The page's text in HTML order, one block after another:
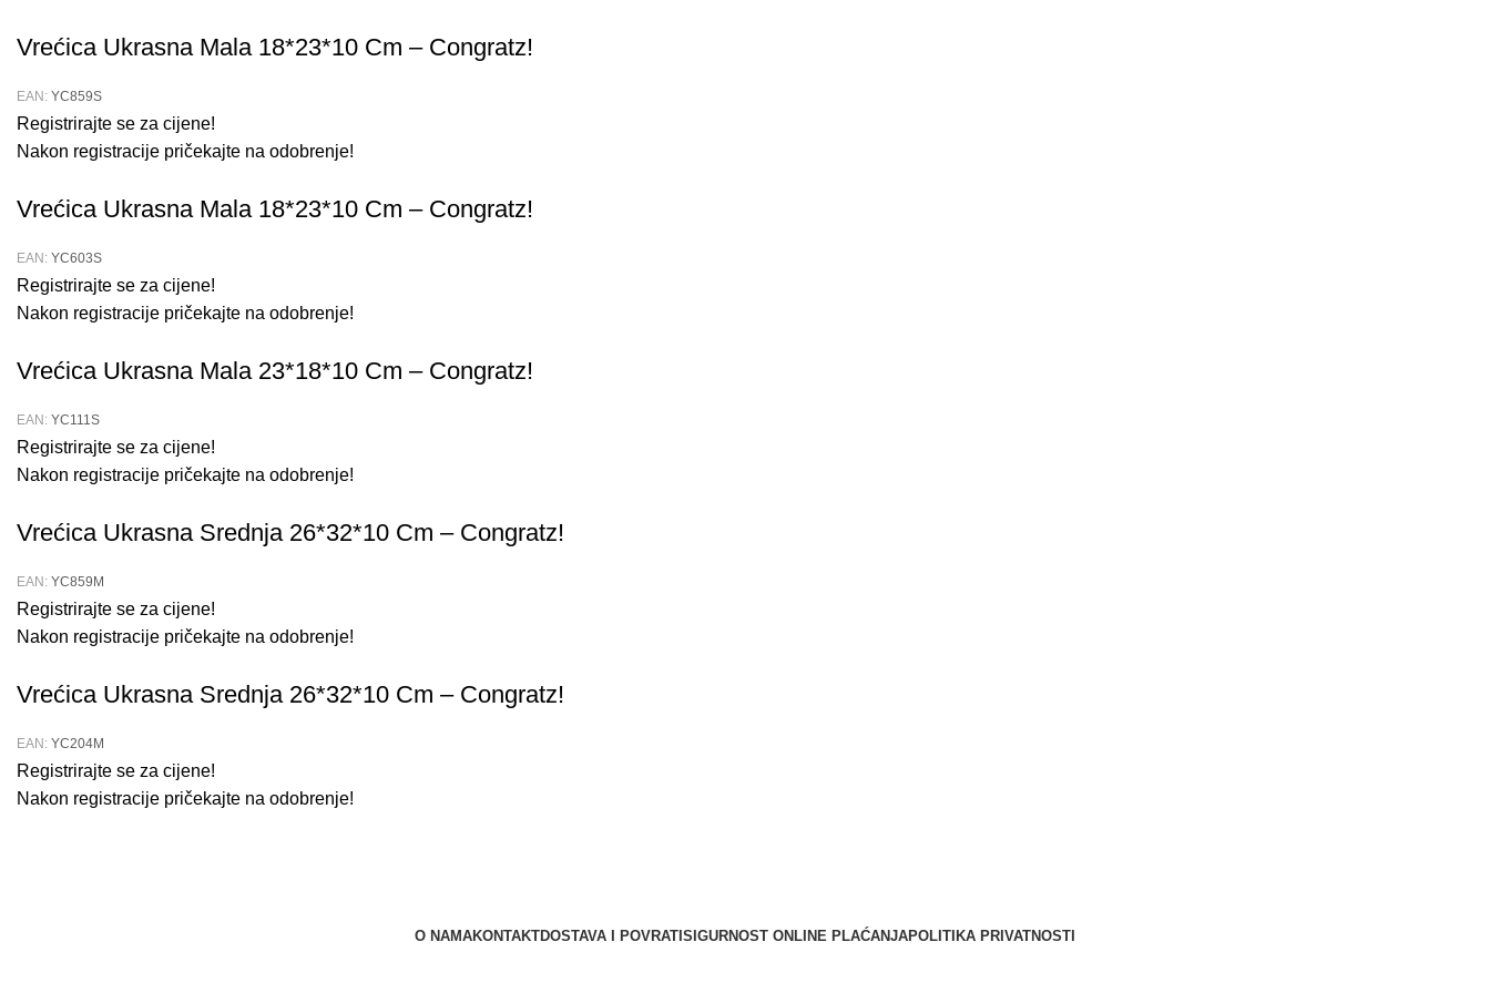
Vrećica Ukrasna Mala 18*23*10 Cm – Congratz!
EAN: YC859S
Registrirajte se za cijene!
Nakon registracije pričekajte na odobrenje!
Vrećica Ukrasna Mala 18*23*10 Cm – Congratz!
EAN: YC603S
Registrirajte se za cijene!
Nakon registracije pričekajte na odobrenje!
Vrećica Ukrasna Mala 23*18*10 Cm – Congratz!
EAN: YC111S
Registrirajte se za cijene!
Nakon registracije pričekajte na odobrenje!
Vrećica Ukrasna Srednja 26*32*10 Cm – Congratz!
EAN: YC859M
Registrirajte se za cijene!
Nakon registracije pričekajte na odobrenje!
Vrećica Ukrasna Srednja 26*32*10 Cm – Congratz!
EAN: YC204M
Registrirajte se za cijene!
Nakon registracije pričekajte na odobrenje!
O NAMAKONTAKTDOSTAVA I POVRATISIGURNOST ONLINE PLAĆANJAPOLITIKA PRIVATNOSTI